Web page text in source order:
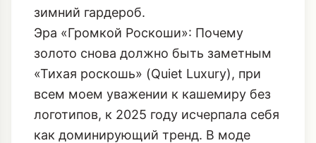
зимний гардероб.
Эра «Громкой Роскоши»: Почему
золото снова должно быть заметным
«Тихая роскошь» (Quiet Luxury), при
всем моем уважении к кашемиру без
логотипов, к 2025 году исчерпала себя
как доминирующий тренд. В моде